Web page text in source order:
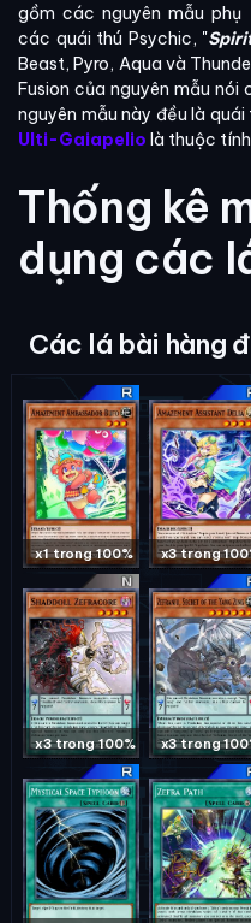
gồm các nguyên mẫu phụ
các quái thú Psychic, "
Beast, Pyro, Aqua và
Fusion của nguyên mẫu
nguyên mẫu này đều là
Ulti-Gaiapelio là thuộc tính
Thống kê
dụng các
Các lá bài hàng
x1 trong 100% x3 trong
x3 trong 100% x3 trong